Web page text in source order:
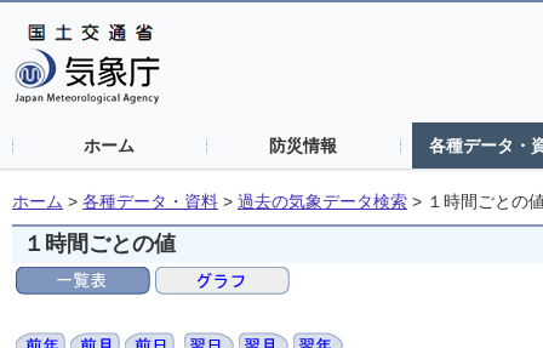
ホーム 防災情報 各種データ・
ホーム > 各種データ・資料 > 過去の気象データ検索 > １時間ごとの
１時間ごとの値